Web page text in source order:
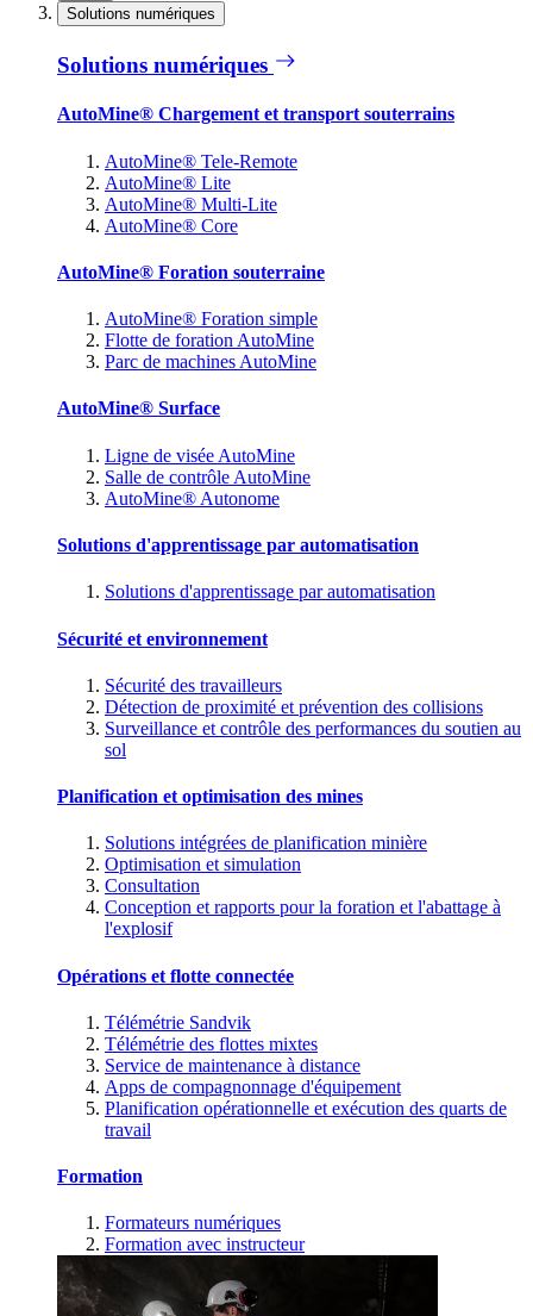
Solutions numériques
Solutions numériques
AutoMine® Chargement et transport souterrains
AutoMine® Tele-Remote
AutoMine® Lite
AutoMine® Multi-Lite
AutoMine® Core
AutoMine® Foration souterraine
AutoMine® Foration simple
Flotte de foration AutoMine
Parc de machines AutoMine
AutoMine® Surface
Ligne de visée AutoMine
Salle de contrôle AutoMine
AutoMine® Autonome
Solutions d'apprentissage par automatisation
Solutions d'apprentissage par automatisation
Sécurité et environnement
Sécurité des travailleurs
Détection de proximité et prévention des collisions
Surveillance et contrôle des performances du soutien au
sol
Planification et optimisation des mines
Solutions intégrées de planification minière
Optimisation et simulation
Consultation
Conception et rapports pour la foration et l'abattage à
l'explosif
Opérations et flotte connectée
Télémétrie Sandvik
Télémétrie des flottes mixtes
Service de maintenance à distance
Apps de compagnonnage d'équipement
Planification opérationnelle et exécution des quarts de
travail
Formation
Formateurs numériques
Formation avec instructeur